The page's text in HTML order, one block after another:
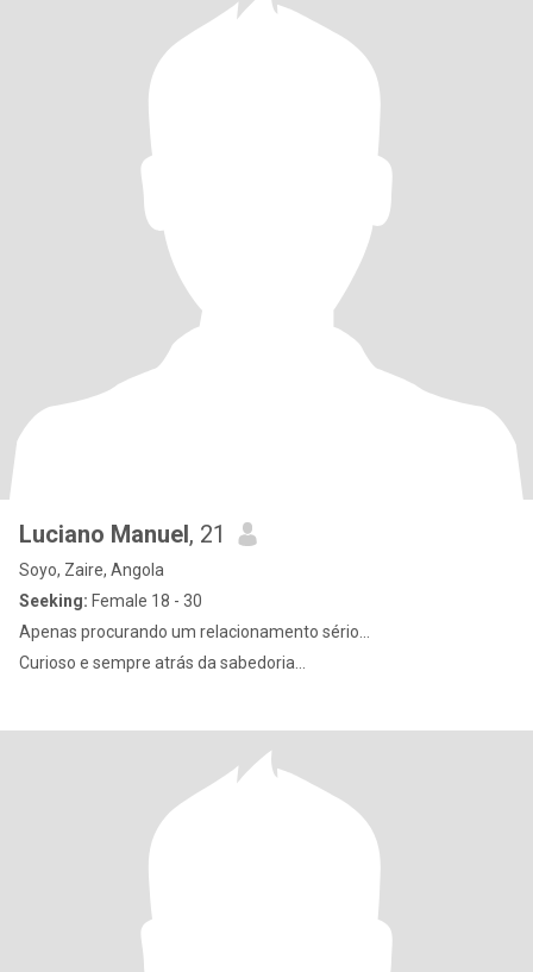
Luciano Manuel, 21
Soyo, Zaire, Angola
Seeking: Female 18 - 30
Apenas procurando um relacionamento sério...
Curioso e sempre atrás da sabedoria...